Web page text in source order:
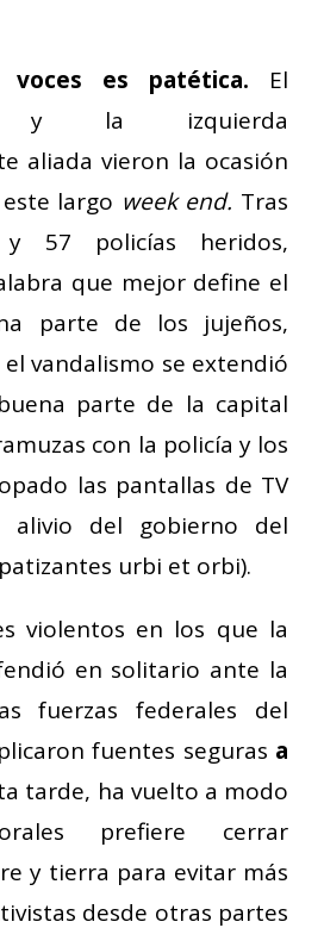
es patética. El
y la izquierda
aliada vieron la ocasión
largo week end. Tras
57 policías heridos,
que mejor define el
parte de los jujeños,
vandalismo se extendió
parte de la capital
con la policía y los
las pantallas de TV
alivio del gobierno del
urbi et orbi).
violentos en los que la
en solitario ante la
fuerzas federales del
fuentes seguras a
tarde, ha vuelto a modo
prefiere cerrar
y tierra para evitar más
desde otras partes